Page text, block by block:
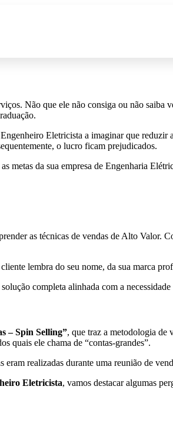
Não que ele não consiga ou não saiba
Eletricista a imaginar que reduzir
o lucro ficam prejudicados.
metas da sua empresa de Engenharia
as técnicas de vendas de Alto Valor.
lembra do seu nome, da sua marca
completa alinhada com a necessidade
– Spin Selling”, que traz a metodologia de
quais ele chama de “contas-grandes”.
eram realizadas durante uma reunião de
Eletricista, vamos destacar algumas